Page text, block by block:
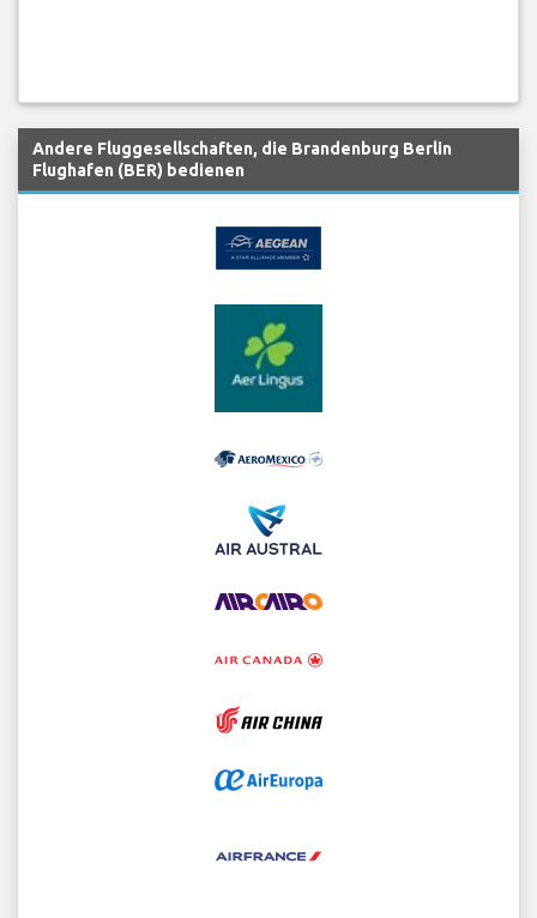
Andere Fluggesellschaften, die Brandenburg Berlin
Flughafen (BER) bedienen